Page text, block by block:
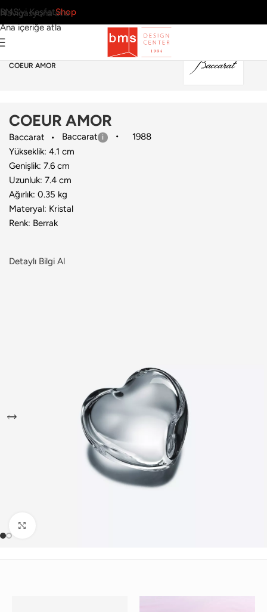
Navigasyona atla
Ana içeriğe atla
BMS’yi KeşfetShop
Dekoratif Obje›Baccarat
COEUR AMOR
COEUR AMOR
Baccarat Baccarat
1988
Yükseklik: 4.1 cm
Genişlik: 7.6 cm
Uzunluk: 7.4 cm
Ağırlık: 0.35 kg
Materyal: Kristal
Renk: Berrak
Detaylı Bilgi Al